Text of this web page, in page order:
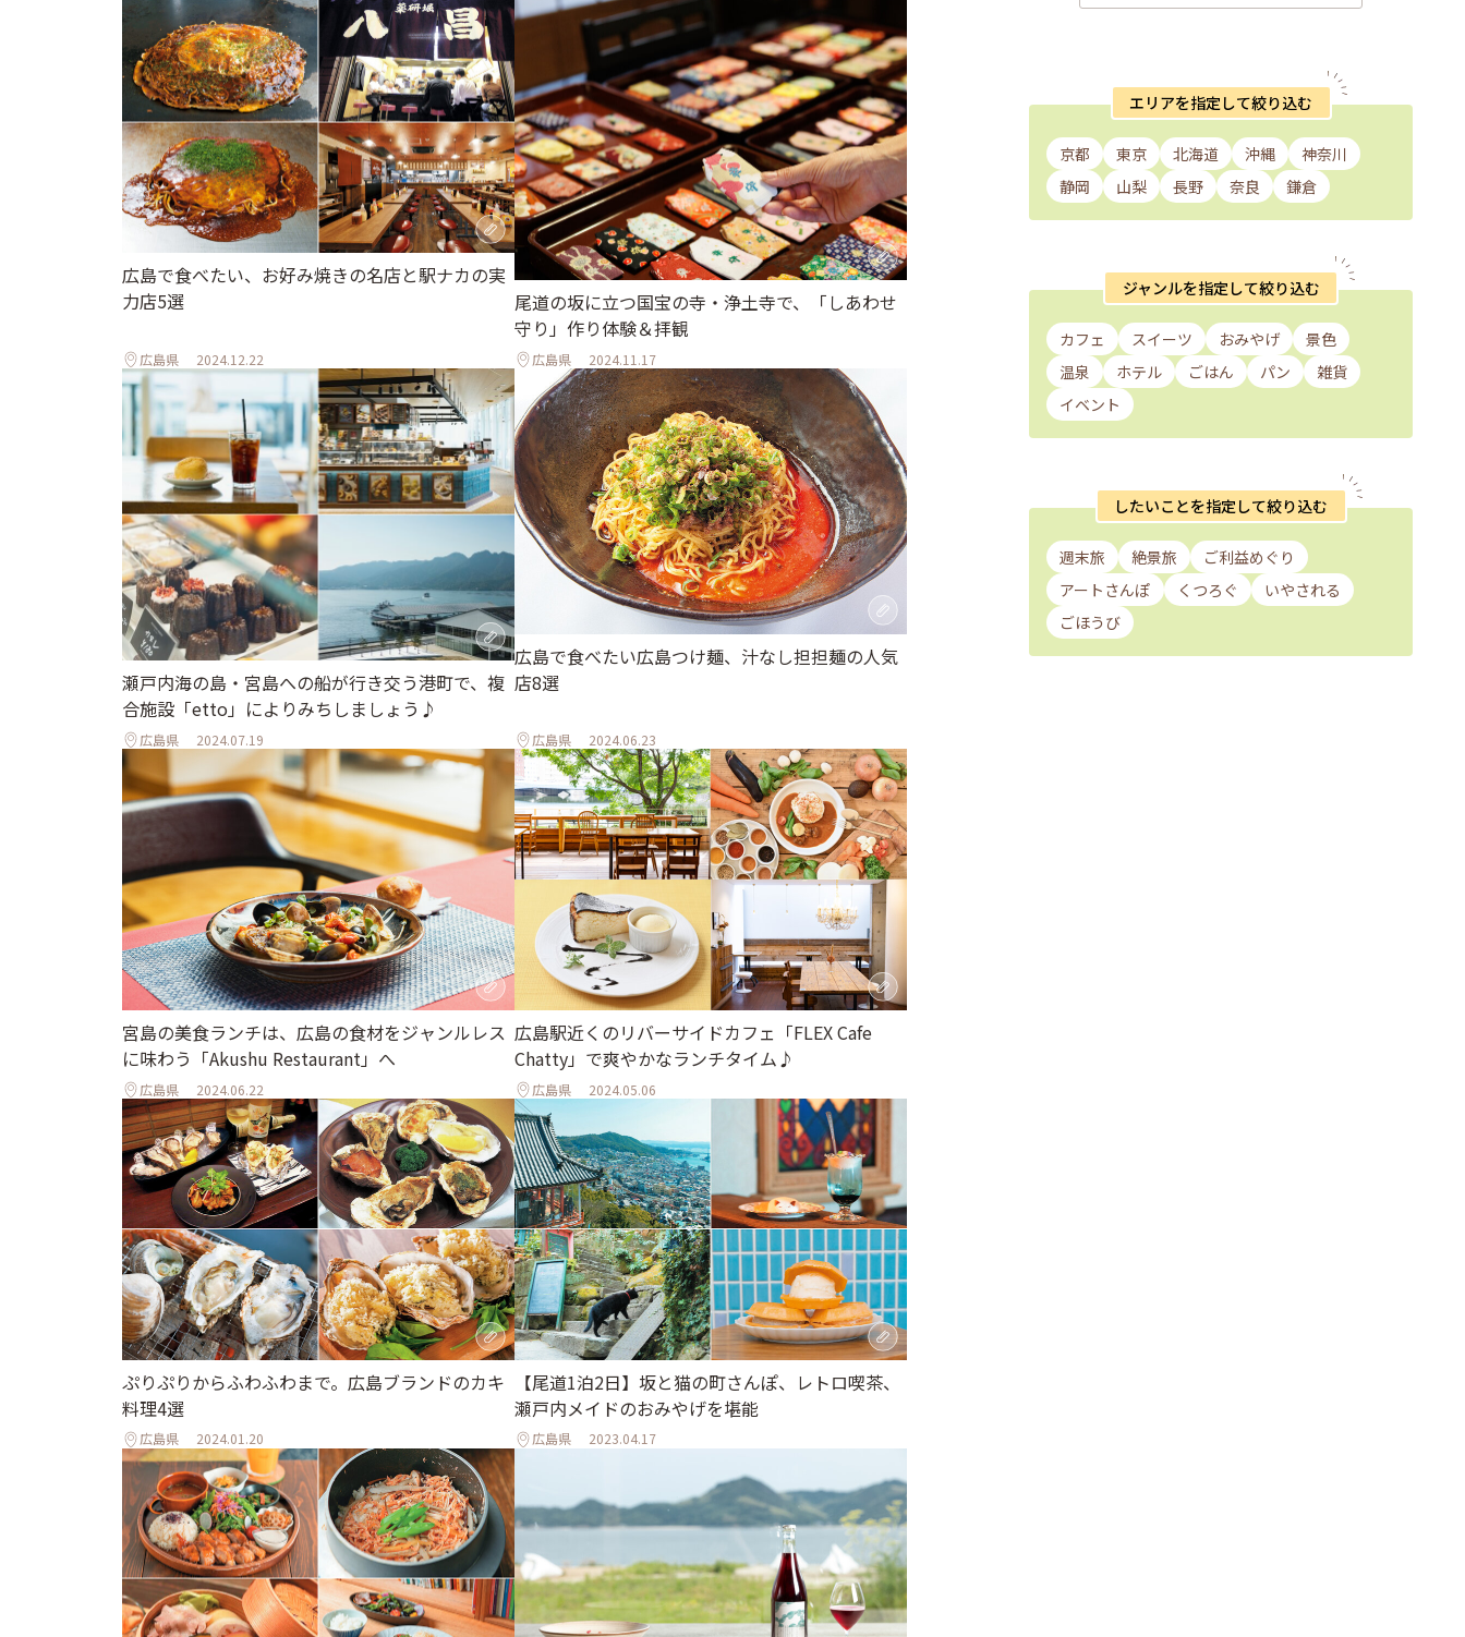
広島で食べたい、お好み焼きの名店と駅ナカの実
力店5選
広島県 2024.12.22
尾道の坂に立つ国宝の寺・浄土寺で、「しあわせ
守り」作り体験＆拝観
広島県 2024.11.17
瀬戸内海の島・宮島への船が行き交う港町で、複
合施設「etto」によりみちしましょう♪
広島県 2024.07.19
広島で食べたい広島つけ麺、汁なし担担麺の人気
店8選
広島県 2024.06.23
宮島の美食ランチは、広島の食材をジャンルレス
に味わう「Akushu Restaurant」へ
広島県 2024.06.22
広島駅近くのリバーサイドカフェ「FLEX Cafe
Chatty」で爽やかなランチタイム♪
広島県 2024.05.06
ぷりぷりからふわふわまで。広島ブランドのカキ
料理4選
広島県 2024.01.20
【尾道1泊2日】坂と猫の町さんぽ、レトロ喫茶、
瀬戸内メイドのおみやげを堪能
広島県 2023.04.17
エリアを指定して絞り込む
京都 東京 北海道 沖縄
神奈川
静岡
山梨 長野 奈良 鎌倉
ジャンルを指定して絞り込む
カフェ スイーツ おみやげ
景色
温泉
ホテル ごはん パン
雑貨
イベント
したいことを指定して絞り込む
週末旅 絶景旅
ご利益めぐり
アートさんぽ
くつろぐ
いやされる
ごほうび